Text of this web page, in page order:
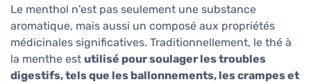
Le menthol n'est pas seulement une substance
aromatique, mais aussi un composé aux propriétés
médicinales significatives. Traditionnellement, le thé à
la menthe est utilisé pour soulager les troubles
digestifs, tels que les ballonnements, les crampes et